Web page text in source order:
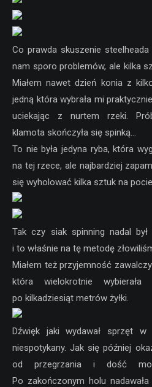
Co prawda skuszenie
nam sporo problemów, ale kilka
Miałem nawet dzień konia z
jedną która wybrała mi
uciekając z nurtem rzeki.
klamota skończyła się spinką…
To nie była jedyna ryba, która
na tej rzece, ale najbardziej
się wyholować kilka sztuk na
Tak czy siak spinning nadal był
i to właśnie na tę metodę
Miałem też przyjemność
która wielokrotnie wybierała
po kilkadziesiąt metrów żyłki.
Dźwięk jaki wydawał sprzęt
niespotykany. Jak się później
od przegrzania i dość
Po zakończonym holu